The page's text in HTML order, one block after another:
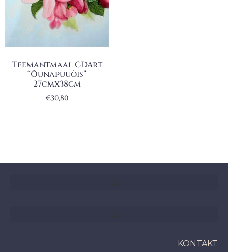
Teemantmaal CDArt
“Õunapuuõis”
27cmx38cm
€30,80
KONTAKT